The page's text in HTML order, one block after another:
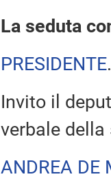
La seduta
PRESIDENTE
Invito il
verbale della
ANDREA DE